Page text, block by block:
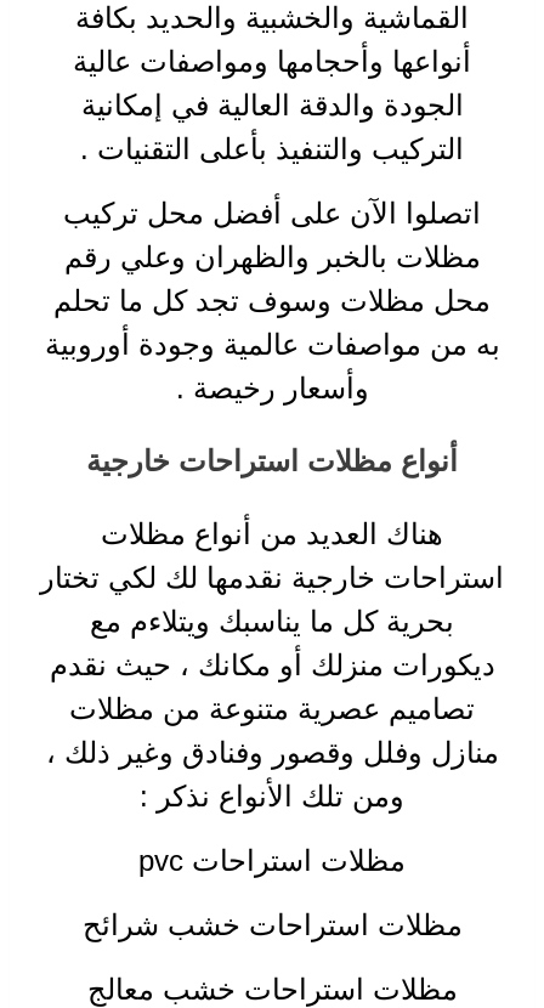
القماشية والخشبية والحديد بكافة
أنواعها وأحجامها ومواصفات عالية
الجودة والدقة العالية في إمكانية
التركيب والتنفيذ بأعلى التقنيات .
اتصلوا الآن على أفضل محل تركيب
مظلات بالخبر والظهران وعلي رقم
محل مظلات وسوف تجد كل ما تحلم
به من مواصفات عالمية وجودة أوروبية
وأسعار رخيصة .
أنواع مظلات استراحات خارجية
هناك العديد من أنواع مظلات
استراحات خارجية نقدمها لك لكي تختار
بحرية كل ما يناسبك ويتلاءم مع
ديكورات منزلك أو مكانك ، حيث نقدم
تصاميم عصرية متنوعة من مظلات
منازل وفلل وقصور وفنادق وغير ذلك ،
ومن تلك الأنواع نذكر :
مظلات استراحات pvc
مظلات استراحات خشب شرائح
مظلات استراحات خشب معالج